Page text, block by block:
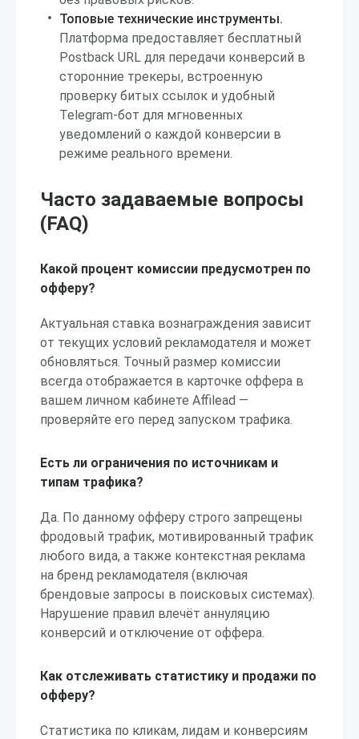
Топовые технические инструменты.
Платформа предоставляет бесплатный
Postback URL для передачи конверсий в
сторонние трекеры, встроенную
проверку битых ссылок и удобный
Telegram-бот для мгновенных
уведомлений о каждой конверсии в
режиме реального времени.
Часто задаваемые вопросы
(FAQ)
Какой процент комиссии предусмотрен по
офферу?
Актуальная ставка вознаграждения зависит
от текущих условий рекламодателя и может
обновляться. Точный размер комиссии
всегда отображается в карточке оффера в
вашем личном кабинете Affilead —
проверяйте его перед запуском трафика.
Есть ли ограничения по источникам и
типам трафика?
Да. По данному офферу строго запрещены
фродовый трафик, мотивированный трафик
любого вида, а также контекстная реклама
на бренд рекламодателя (включая
брендовые запросы в поисковых системах).
Нарушение правил влечёт аннуляцию
конверсий и отключение от оффера.
Как отслеживать статистику и продажи по
офферу?
Статистика по кликам, лидам и конверсиям